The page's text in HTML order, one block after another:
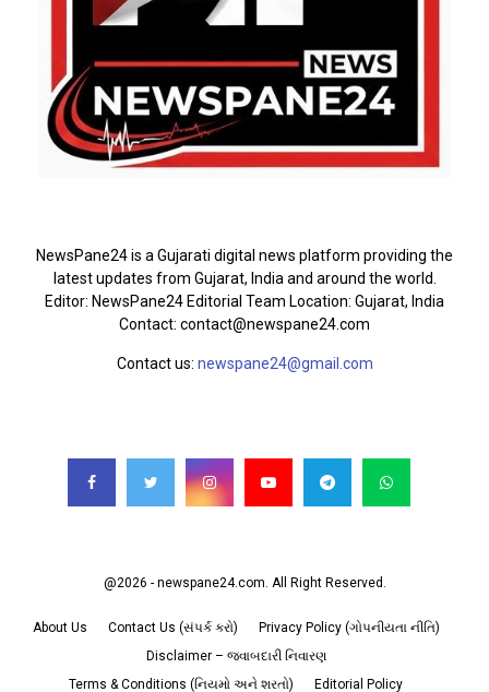
NewsPane24 is a Gujarati digital news platform providing the
latest updates from Gujarat, India and around the world.
Editor: NewsPane24 Editorial Team Location: Gujarat, India
Contact: contact@newspane24.com
Contact us: newspane24@gmail.com
@2026 - newspane24.com. All Right Reserved.
About Us Contact Us (સંપર્ક કરો)
Privacy Policy (ગોપનીયતા નીતિ)
Disclaimer – જવાબદારી નિવારણ
Terms & Conditions (નિયમો અને શરતો)
Editorial Policy